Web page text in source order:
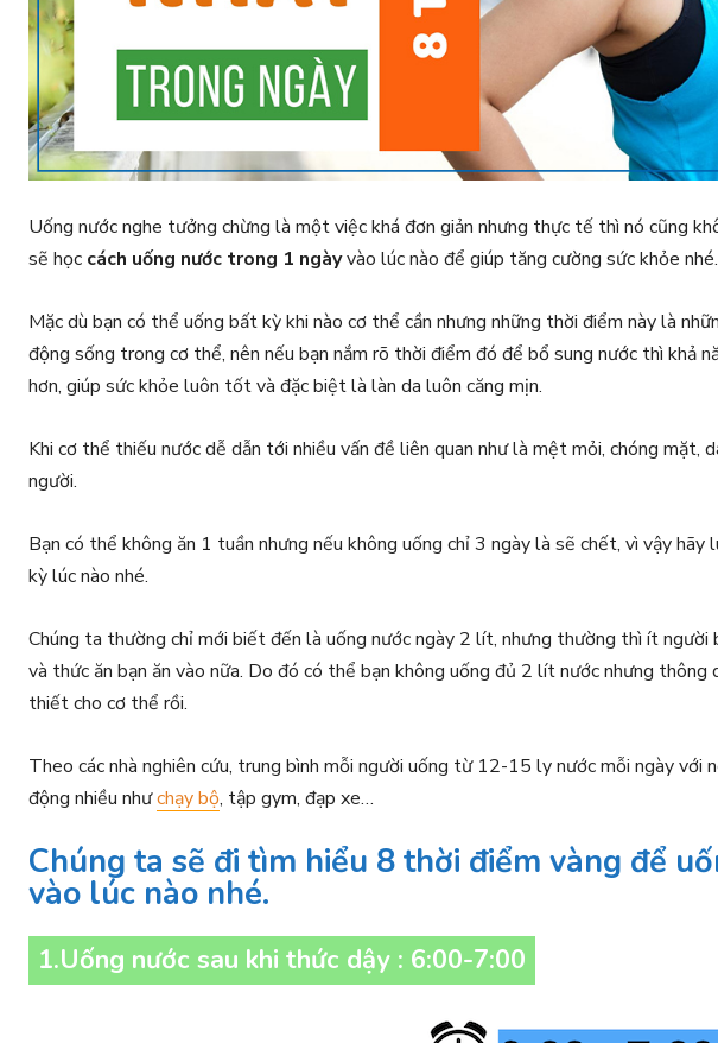
Uống nước nghe tưởng chừng là một việc khá đơn giản nhưng thực tế thì nó cũng
sẽ học cách uống nước trong 1 ngàyvào lúc nào để giúp tăng cường sức khỏe nhé.
Mặc dù bạn có thể uống bất kỳ khi nào cơ thể cần nhưng những thời điểm này là
động sống trong cơ thể, nên nếu bạn nắm rõ thời điểm đó để bổ sung nước thì khả
hơn, giúp sức khỏe luôn tốt và đặc biệt là làn da luôn căng mịn.
Khi cơ thể thiếu nước dễ dẫn tới nhiều vấn đề liên quan như là mệt mỏi, chóng mặt,
người.
Bạn có thể không ăn 1 tuần nhưng nếu không uống chỉ 3 ngày là sẽ chết, vì vậy
kỳ lúc nào nhé.
Chúng ta thường chỉ mới biết đến là uống nước ngày 2 lít, nhưng thường thì ít
và thức ăn bạn ăn vào nữa. Do đó có thể bạn không uống đủ 2 lít nước nhưng thông
thiết cho cơ thể rồi.
Theo các nhà nghiên cứu, trung bình mỗi người uống từ 12-15 ly nước mỗi ngày với
động nhiều nhưchạy bộ, tập gym, đạp xe…
Chúng ta sẽ đi tìm hiểu 8 thời điểm vàng để
vào lúc nào nhé.
1.Uống nước sau khi thức dậy : 6:00-7:00